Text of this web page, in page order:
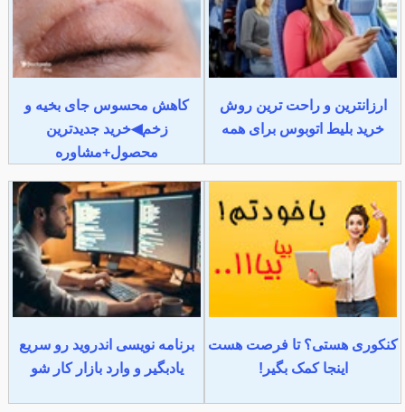
ارزانترین و راحت ترین روش
خرید بلیط اتوبوس برای همه
کاهش محسوس جای بخیه و
زخم◀خرید جدیدترین
محصول+مشاوره
کنکوری هستی؟ تا فرصت هست
اینجا کمک بگیر!
برنامه نویسی اندروید رو سریع
یادبگیر و وارد بازار کار شو